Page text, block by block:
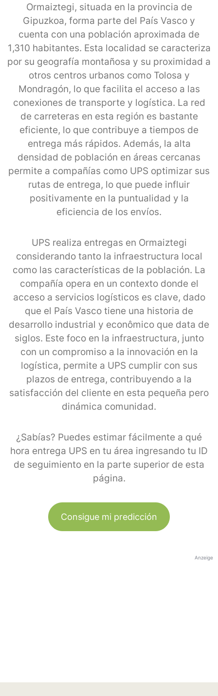
Ormaiztegi, situada en la provincia de
Gipuzkoa, forma parte del País Vasco y
cuenta con una población aproximada de
1,310 habitantes. Esta localidad se caracteriza
por su geografía montañosa y su proximidad a
otros centros urbanos como Tolosa y
Mondragón, lo que facilita el acceso a las
conexiones de transporte y logística. La red
de carreteras en esta región es bastante
eficiente, lo que contribuye a tiempos de
entrega más rápidos. Además, la alta
densidad de población en áreas cercanas
permite a compañías como UPS optimizar sus
rutas de entrega, lo que puede influir
positivamente en la puntualidad y la
eficiencia de los envíos.
UPS realiza entregas en Ormaiztegi
considerando tanto la infraestructura local
como las características de la población. La
compañía opera en un contexto donde el
acceso a servicios logísticos es clave, dado
que el País Vasco tiene una historia de
desarrollo industrial y econômico que data de
siglos. Este foco en la infraestructura, junto
con un compromiso a la innovación en la
logística, permite a UPS cumplir con sus
plazos de entrega, contribuyendo a la
satisfacción del cliente en esta pequeña pero
dinámica comunidad.
¿Sabías? Puedes estimar fácilmente a qué
hora entrega UPS en tu área ingresando tu ID
de seguimiento en la parte superior de esta
página.
Consigue mi predicción
Anzeige